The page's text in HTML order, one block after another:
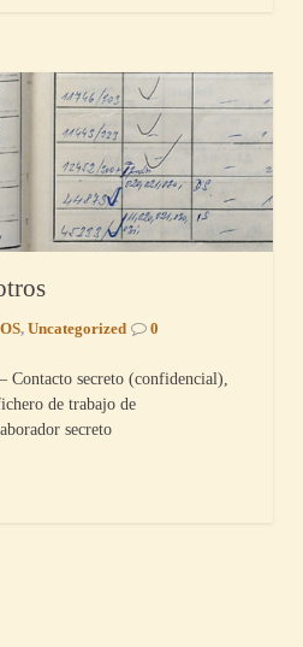
, Uncategorized 0
Contacto secreto (confidencial),
de trabajo de
secreto